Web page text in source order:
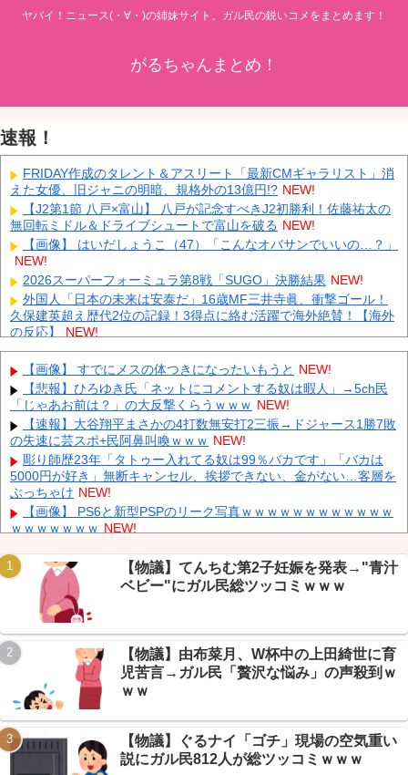
ヤバイ！ニュース(・∀・)の姉妹サイト。ガル民の鋭いコメをまとめます！
がるちゃんまとめ！
速報！
FRIDAY作成のタレント＆アスリート「最新CMギャラリスト」消
えた女優、旧ジャニの明暗、規格外の13億円!? NEW!
【J2第1節 八戸×富山】 八戸が記念すべきJ2初勝利！佐藤祐太の
無回転ミドル＆ドライブシュートで富山を破る NEW!
【画像】 はいだしょうこ（47）「こんなオバサンでいいの…？」
NEW!
2026スーパーフォーミュラ第8戦「SUGO」決勝結果 NEW!
外国人「日本の未来は安泰だ」16歳MF三井寺眞、衝撃ゴール！
久保建英超え歴代2位の記録！3得点に絡む活躍で海外絶賛！【海外
の反応】
NEW!
中国「大豪雨！」三峡ダム「基礎部分破損」中国「全力放流！」
台風13号「中国上陸予測」台風15号「中国接近（画像」中国「台風
同時上陸！（穀物生産が壊滅危機」→ NEW!
大学生ワイ、株で大儲けしてしまうｗｗｗｗｗｗｗｗｗｗ
【悲報】 メディアが使う主語デカ言葉の正体、ガチでこれだった
ｗｗｗｗ NEW!
【韓国株】 7月のKOSPI 28.9％下落…通貨危機を超える過去最大
の下げ幅 NEW!
【ニュース】 中国政府「台風１３号に三峡ダムが耐えられない！
全開放流しろ！」⇒ 下流域の街が壊滅状態ｗｗｗｗｗ NEW!
Powered by livedoor 相互RSS
【画像】 すでにメスの体つきになったいもうと NEW!
【悲報】ひろゆき氏「ネットにコメントする奴は暇人」→5ch民
「じゃあお前は？」の大反撃くらうｗｗｗ NEW!
【速報】大谷翔平まさかの4打数無安打2三振→ドジャース1勝7敗
の失速に芸スポ+民阿鼻叫喚ｗｗｗ NEW!
彫り師歴23年「タトゥー入れてる奴は99％バカです」「バカは
5000円が好き」無断キャンセル、挨拶できない、金がない…客層を
ぶっちゃけ NEW!
【画像】 PS6と新型PSPのリーク写真ｗｗｗｗｗｗｗｗｗｗｗｗ
ｗｗｗｗｗｗｗ NEW!
てしまうｗｗｗｗ
NEW!
【続報】ちいかわ映画、興行収入60億円に到達→VIP民「グッズ
だけで何百年遊べる」ｗｗｗ
【驚愕】電気代55000円の請求に絶句→VIP民の原因究明がガチす
ぎたｗｗｗ NEW!
兄が首吊った。理由はイジメ…俺の両親離婚で母は自サツし家庭
崩壊→首謀者を探しだした俺は会社と妻子を特定→結果、実刑受け
た。子に復讐されるだろ...
【続報】ゾンビたばこ発覚の広島新井監督、OBが明かす本音「全
部ブッ壊して辞めたい」ｗｗｗ NEW!
【物議】てんちむ第2子妊娠を発表→"青汁
ベビー"にガル民総ツッコミｗｗｗ
【物議】由布菜月、W杯中の上田綺世に育
児苦言→ガル民「贅沢な悩み」の声殺到ｗ
ｗｗ
【物議】ぐるナイ「ゴチ」現場の空気重い
説にガル民812人が総ツッコミｗｗｗ